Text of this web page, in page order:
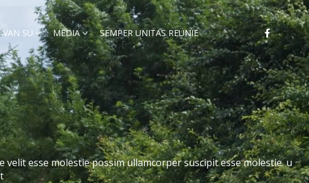
SU MEDIA SEMPER UNITAS REÜNIE
esse molestie possim ullamcorper suscipit esse molestie. u